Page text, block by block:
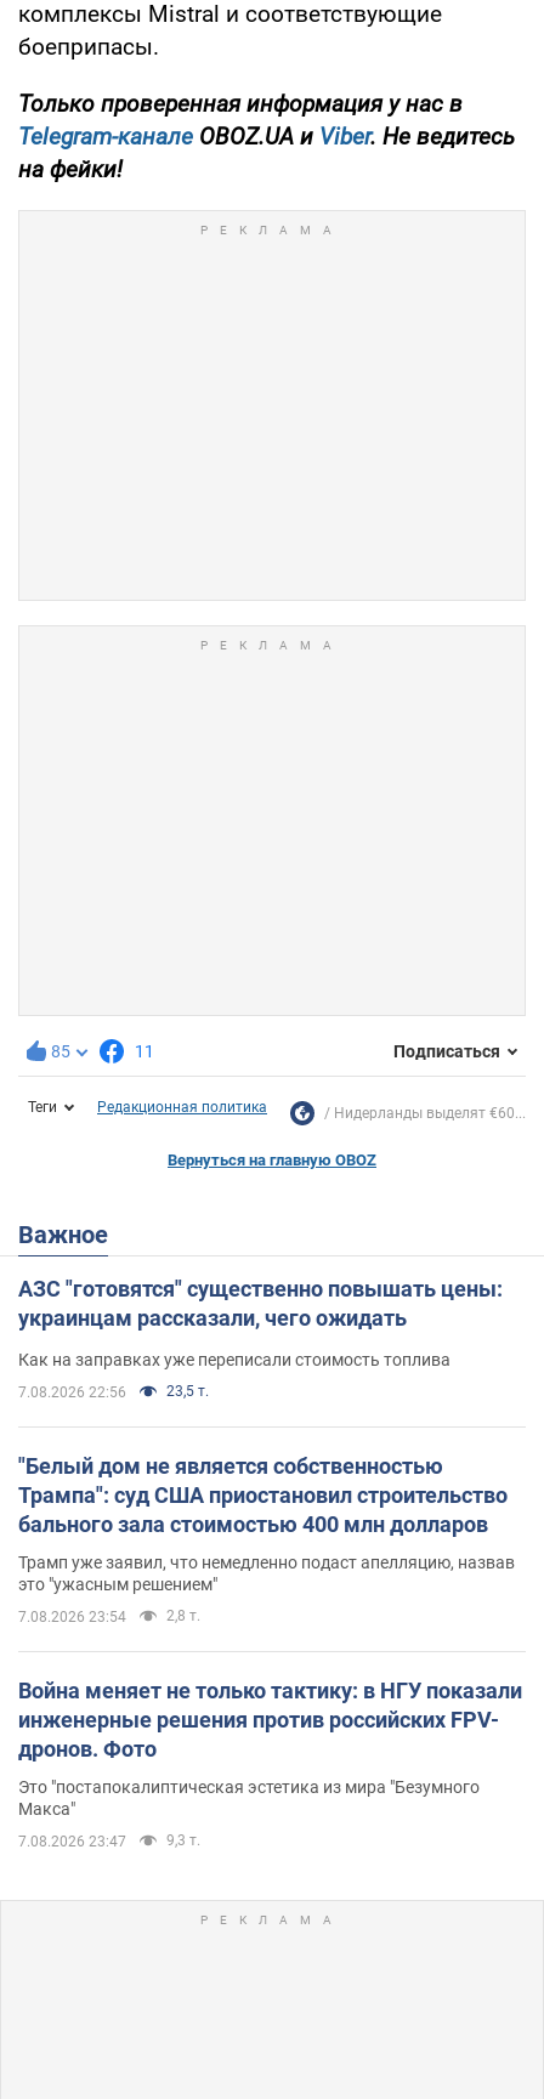
комплексы Mistral и соответствующие
боеприпасы.
Только проверенная информация у нас в
Telegram-канале OBOZ.UA и Viber. Не ведитесь
на фейки!
85 11 Подписаться
Теги Редакционная политика Нидерланды выделят €60...
Вернуться на главную OBOZ
Важное
АЗС "готовятся" существенно повышать цены:
украинцам рассказали, чего ожидать
Как на заправках уже переписали стоимость топлива
7.08.2026 22:56 23,5 т.
"Белый дом не является собственностью
Трампа": суд США приостановил строительство
бального зала стоимостью 400 млн долларов
Трамп уже заявил, что немедленно подаст апелляцию, назвав
это "ужасным решением"
7.08.2026 23:54 2,8 т.
Война меняет не только тактику: в НГУ показали
инженерные решения против российских FPV-
дронов. Фото
Это "постапокалиптическая эстетика из мира "Безумного
Макса"
7.08.2026 23:47 9,3 т.